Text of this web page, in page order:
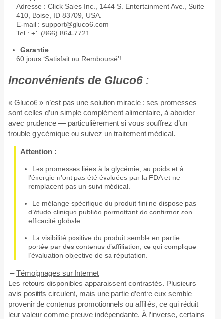
Adresse : Click Sales Inc., 1444 S. Entertainment Ave., Suite
410, Boise, ID 83709, USA.
E-mail : support@gluco6.com
Tel : +1 (866) 864-7721
Garantie
60 jours ‘Satisfait ou Remboursé’!
Inconvénients de Gluco6 :
« Gluco6 » n’est pas une solution miracle : ses promesses
sont celles d’un simple complément alimentaire, à aborder
avec prudence — particulièrement si vous souffrez d’un
trouble glycémique ou suivez un traitement médical.
Attention :
Les promesses liées à la glycémie, au poids et à
l’énergie n’ont pas été évaluées par la FDA et ne
remplacent pas un suivi médical.
Le mélange spécifique du produit fini ne dispose pas
d’étude clinique publiée permettant de confirmer son
efficacité globale.
La visibilité positive du produit semble en partie
portée par des contenus d’affiliation, ce qui complique
l’évaluation objective de sa réputation.
–Témoignages sur Internet
Les retours disponibles apparaissent contrastés. Plusieurs
avis positifs circulent, mais une partie d’entre eux semble
provenir de contenus promotionnels ou affiliés, ce qui réduit
leur valeur comme preuve indépendante. À l’inverse, certains